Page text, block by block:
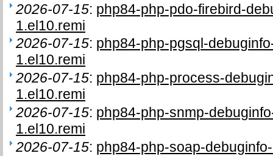
2026-07-15: php84-php-pdo-firebird-
1.el10.remi
2026-07-15: php84-php-pgsql-
1.el10.remi
2026-07-15: php84-php-process-
1.el10.remi
2026-07-15: php84-php-snmp-
1.el10.remi
2026-07-15: php84-php-soap-